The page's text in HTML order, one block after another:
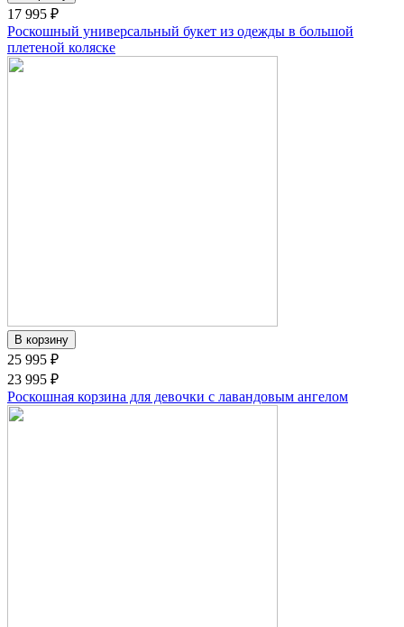
17 995 ₽
Роскошный универсальный букет из одежды в большой
плетеной коляске
25 995 ₽
23 995 ₽
Роскошная корзина для девочки с лавандовым ангелом